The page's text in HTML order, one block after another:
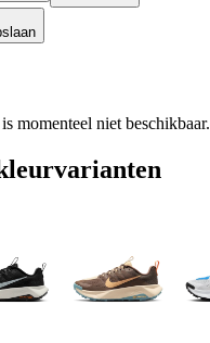
momenteel niet beschikbaar.